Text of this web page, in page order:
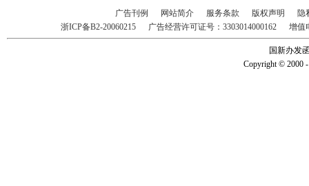
广告刊例 网站简介 服务条款 版权声明
隐
浙ICP备B2-20060215
广告经营许可证号：3303014000162 增值
国新办发
Copyright © 2000 -